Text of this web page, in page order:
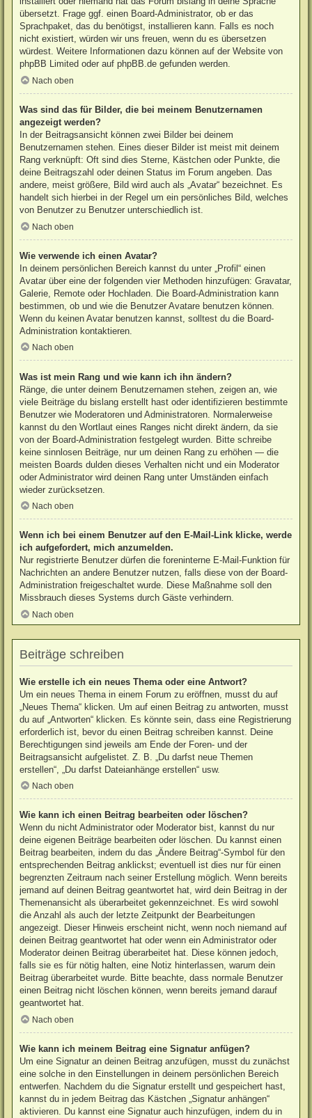
übersetzt. Frage ggf. einen Board-Administrator, ob er das
Sprachpaket, das du benötigst, installieren kann. Falls es noch
nicht existiert, würden wir uns freuen, wenn du es übersetzen
würdest. Weitere Informationen dazu können auf der Website von
phpBB Limited oder aufphpBB.de gefunden werden.
Nach oben
Was sind das für Bilder, die bei meinem Benutzernamen
angezeigt werden?
In der Beitragsansicht können zwei Bilder bei deinem
Benutzernamen stehen. Eines dieser Bilder ist meist mit deinem
Rang verknüpft: Oft sind dies Sterne, Kästchen oder Punkte, die
deine Beitragszahl oder deinen Status im Forum angeben. Das
andere, meist größere, Bild wird auch als „Avatar“ bezeichnet. Es
handelt sich hierbei in der Regel um ein persönliches Bild, welches
von Benutzer zu Benutzer unterschiedlich ist.
Nach oben
Wie verwende ich einen Avatar?
In deinem persönlichen Bereich kannst du unter „Profil“ einen
Avatar über eine der folgenden vier Methoden hinzufügen: Gravatar,
Galerie, Remote oder Hochladen. Die Board-Administration kann
bestimmen, ob und wie die Benutzer Avatare benutzen können.
Wenn du keinen Avatar benutzen kannst, solltest du die Board-
Administration kontaktieren.
Nach oben
Was ist mein Rang und wie kann ich ihn ändern?
Ränge, die unter deinem Benutzernamen stehen, zeigen an, wie
viele Beiträge du bislang erstellt hast oder identifizieren bestimmte
Benutzer wie Moderatoren und Administratoren. Normalerweise
kannst du den Wortlaut eines Ranges nicht direkt ändern, da sie
von der Board-Administration festgelegt wurden. Bitte schreibe
keine sinnlosen Beiträge, nur um deinen Rang zu erhöhen — die
meisten Boards dulden dieses Verhalten nicht und ein Moderator
oder Administrator wird deinen Rang unter Umständen einfach
wieder zurücksetzen.
Nach oben
Wenn ich bei einem Benutzer auf den E-Mail-Link klicke, werde
ich aufgefordert, mich anzumelden.
Nur registrierte Benutzer dürfen die foreninterne E-Mail-Funktion für
Nachrichten an andere Benutzer nutzen, falls diese von der Board-
Administration freigeschaltet wurde. Diese Maßnahme soll den
Missbrauch dieses Systems durch Gäste verhindern.
Nach oben
Beiträge schreiben
Wie erstelle ich ein neues Thema oder eine Antwort?
Um ein neues Thema in einem Forum zu eröffnen, musst du auf
„Neues Thema“ klicken. Um auf einen Beitrag zu antworten, musst
du auf „Antworten“ klicken. Es könnte sein, dass eine Registrierung
erforderlich ist, bevor du einen Beitrag schreiben kannst. Deine
Berechtigungen sind jeweils am Ende der Foren- und der
Beitragsansicht aufgelistet. Z. B. „Du darfst neue Themen
erstellen“, „Du darfst Dateianhänge erstellen“ usw.
Nach oben
Wie kann ich einen Beitrag bearbeiten oder löschen?
Wenn du nicht Administrator oder Moderator bist, kannst du nur
deine eigenen Beiträge bearbeiten oder löschen. Du kannst einen
Beitrag bearbeiten, indem du das „Ändere Beitrag“-Symbol für den
entsprechenden Beitrag anklickst; eventuell ist dies nur für einen
begrenzten Zeitraum nach seiner Erstellung möglich. Wenn bereits
jemand auf deinen Beitrag geantwortet hat, wird dein Beitrag in der
Themenansicht als überarbeitet gekennzeichnet. Es wird sowohl
die Anzahl als auch der letzte Zeitpunkt der Bearbeitungen
angezeigt. Dieser Hinweis erscheint nicht, wenn noch niemand auf
deinen Beitrag geantwortet hat oder wenn ein Administrator oder
Moderator deinen Beitrag überarbeitet hat. Diese können jedoch,
falls sie es für nötig halten, eine Notiz hinterlassen, warum dein
Beitrag überarbeitet wurde. Bitte beachte, dass normale Benutzer
einen Beitrag nicht löschen können, wenn bereits jemand darauf
geantwortet hat.
Nach oben
Wie kann ich meinem Beitrag eine Signatur anfügen?
Um eine Signatur an deinen Beitrag anzufügen, musst du zunächst
eine solche in den Einstellungen in deinem persönlichen Bereich
entwerfen. Nachdem du die Signatur erstellt und gespeichert hast,
kannst du in jedem Beitrag das Kästchen „Signatur anhängen“
aktivieren. Du kannst eine Signatur auch hinzufügen, indem du in